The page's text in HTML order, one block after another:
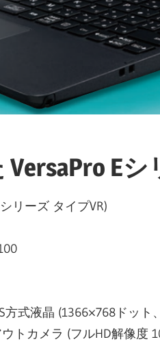
パ
ー
Eシ
リーズ タイプVR)
方式液晶 (1366×768ドッ
トカメラ (フルHD解像度